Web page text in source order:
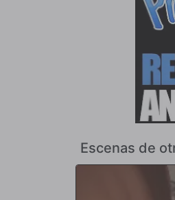
profundamente y
para que su adorador
Escenas de